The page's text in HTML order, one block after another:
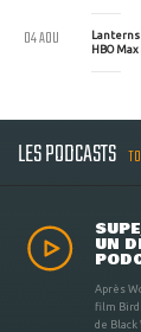
HBO
04 AOU
LES PODCASTS
UN
Après
film
de Black